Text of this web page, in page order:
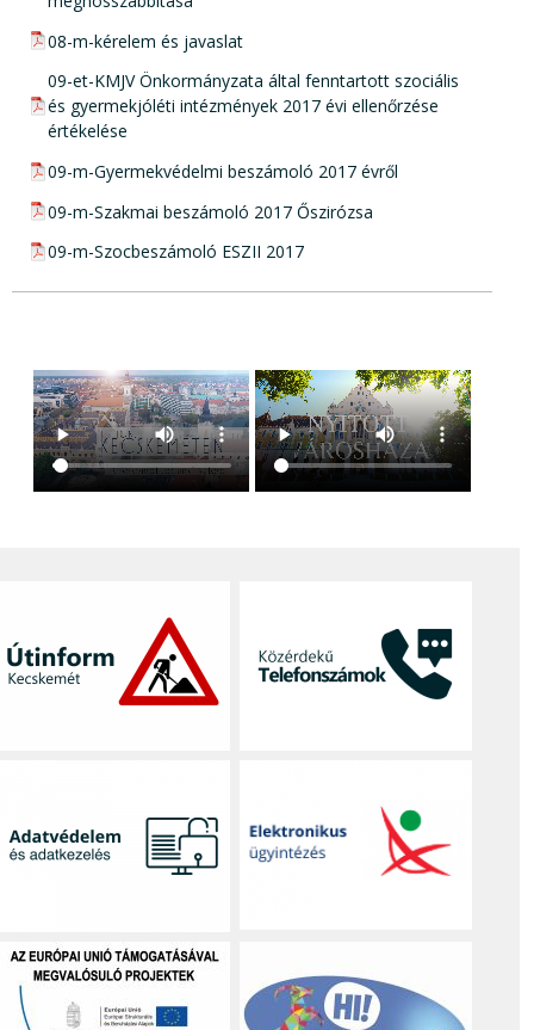
pdf csatolmány:
08-m-kérelem és javaslat
pdf csatolmány:
09-et-KMJV Önkormányzata által fenntartott szociális
és gyermekjóléti intézmények 2017 évi ellenőrzése
értékelése
pdf csatolmány:
09-m-Gyermekvédelmi beszámoló 2017 évről
pdf csatolmány:
09-m-Szakmai beszámoló 2017 Őszirózsa
pdf csatolmány:
09-m-Szocbeszámoló ESZII 2017